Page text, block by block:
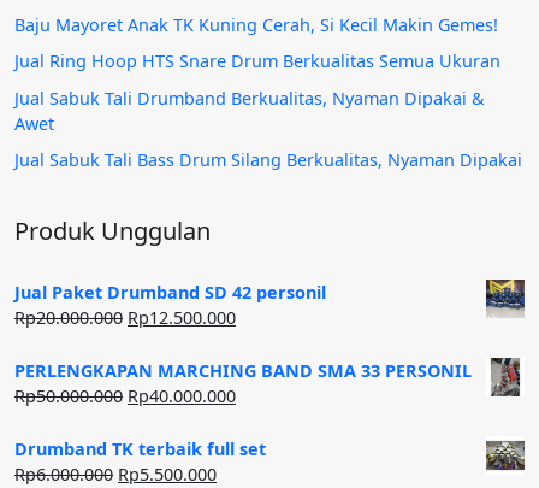
Baju Mayoret Anak TK Kuning Cerah, Si Kecil Makin Gemes!
Jual Ring Hoop HTS Snare Drum Berkualitas Semua Ukuran
Jual Sabuk Tali Drumband Berkualitas, Nyaman Dipakai &
Awet
Jual Sabuk Tali Bass Drum Silang Berkualitas, Nyaman Dipakai
Produk Unggulan
Jual Paket Drumband SD 42 personil
Rp20.000.000 Harga
adalah:
Rp20.000.000.
Rp12.500.000Harga
ini
adalah:
PERLENGKAPAN MARCHING BAND SMA 33 PERSONIL
Rp50.000.000 Harga
adalah:
Rp50.000.000.
Rp40.000.000Harga
ini
Drumband TK terbaik full set
Rp6.000.000 Harga
Rp5.500.000Harga